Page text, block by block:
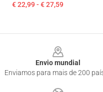
€ 22,99 - € 27,59
Envio mundial
Enviamos para mais de 200